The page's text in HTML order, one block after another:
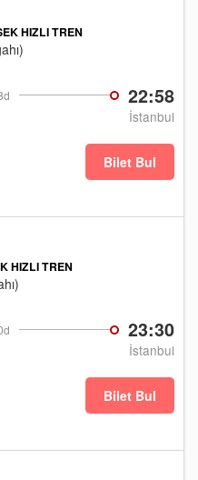
22:58
İstanbul
HIZLI TREN
Bilet Bul
23:30
İstanbul
HIZLI TREN
Bilet Bul